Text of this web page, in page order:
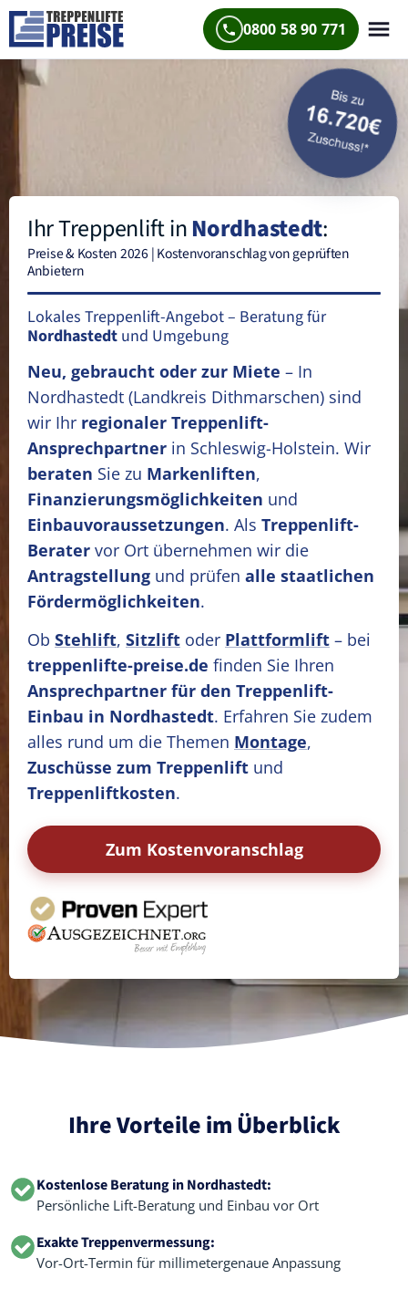
0800 58 90 771
Ihr Treppenlift inNordhastedt:
Preise & Kosten 2026 | Kostenvoranschlag von geprüften
Anbietern
Lokales Treppenlift-Angebot – Beratung für
Nordhastedt und Umgebung
Neu, gebraucht oder zur Miete – In
Nordhastedt (Landkreis Dithmarschen) sind
wir Ihr regionaler Treppenlift-
Ansprechpartner in Schleswig-Holstein. Wir
beraten Sie zu Markenliften,
Finanzierungsmöglichkeiten und
Einbauvoraussetzungen. Als Treppenlift-
Berater vor Ort übernehmen wir die
Antragstellung und prüfen alle staatlichen
Fördermöglichkeiten.
Ob Stehlift, Sitzlift oder Plattformlift – bei
treppenlifte-preise.de finden Sie Ihren
Ansprechpartner für den Treppenlift-
Einbau in Nordhastedt. Erfahren Sie zudem
alles rund um die Themen Montage,
Zuschüsse zum Treppenlift und
Treppenliftkosten.
Zum Kostenvoranschlag
Ihre Vorteile im Überblick
Kostenlose Beratung in Nordhastedt:
Persönliche Lift-Beratung und Einbau vor Ort
Exakte Treppenvermessung:
Vor-Ort-Termin für millimetergenaue Anpassung